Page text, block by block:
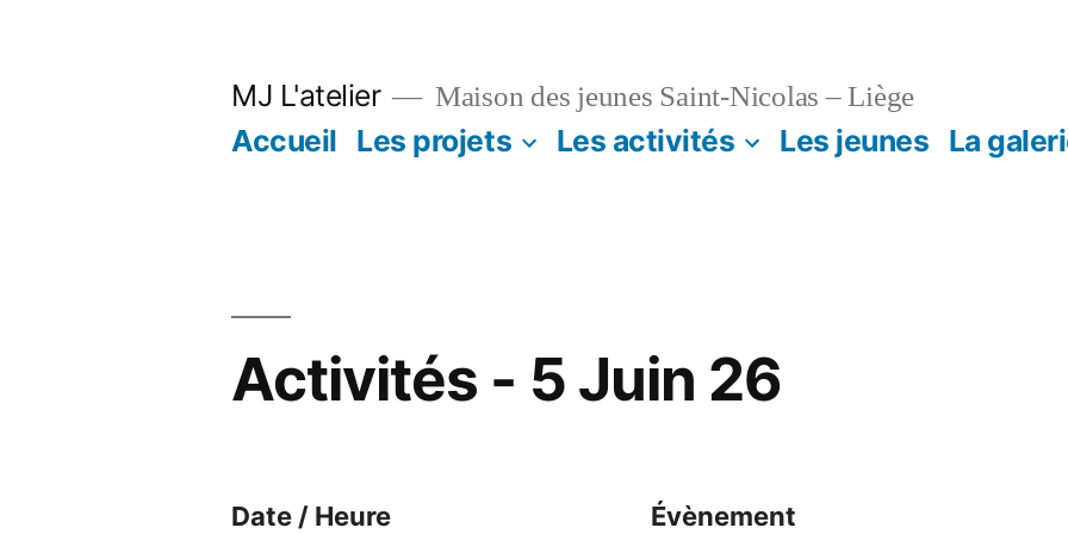
MJ L'atelier Maison des jeunes Saint-Nicolas – Liège
Accueil Les projets Les activités Les jeunes La
Activités - 5 Juin 26
Date / Heure Évènement